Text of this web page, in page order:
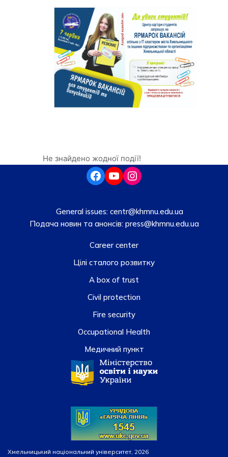
Не знайдено жодної події!
General issues: centr@khmnu.edu.ua
Подача новин та анонсів:press@khmnu.edu.ua
Career center
Цілі сталого розвитку
A box of trust
Civil protection
Fire security
Occupational Health
Медичний пункт
Хмельницький національний університет, 2026